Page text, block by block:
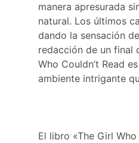
manera apresurada
natural. Los últimos
dando la sensación
redacción de un final
Who Couldn’t Read
ambiente intrigante
El libro «The Girl